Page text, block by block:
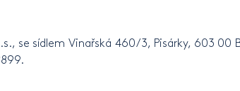
se sídlem Vinařská 460/3, Pisárky, 603 00